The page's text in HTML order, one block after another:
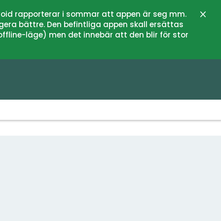
rapporterar i sommar att appen är seg mm.
bättre. Den befintliga appen skall ersättas
läge) men det innebär att den blir för stor